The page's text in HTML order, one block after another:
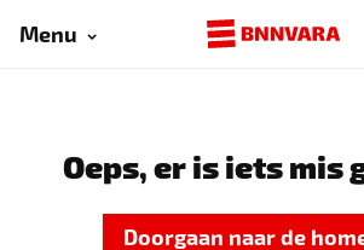
Menu
Oeps, er is iets mis
Doorgaan naar de